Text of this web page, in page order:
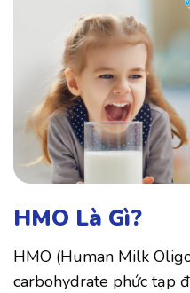
HMO Là Gì?
HMO (Human Milk
carbohydrate phức tạp